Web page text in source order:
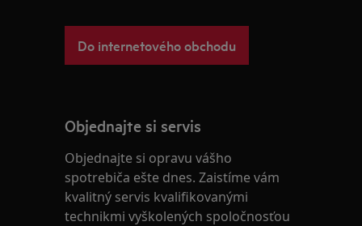
Do internetového obchodu
Objednajte si servis
Objednajte si opravu vášho
spotrebiča ešte dnes. Zaistíme vám
kvalitný servis kvalifikovanými
technikmi vyškolených spoločnosťou